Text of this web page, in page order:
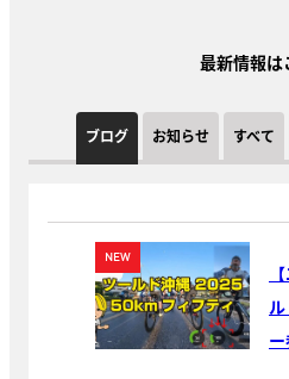
最新情報は
ブログ お知らせ すべて
ル
ー